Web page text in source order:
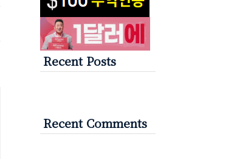
Recent Posts
Recent Comments